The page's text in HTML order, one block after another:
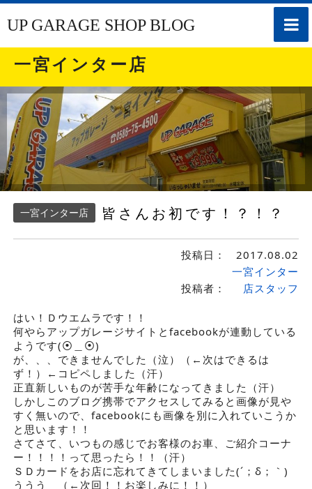
toggle
UP GARAGE SHOP BLOG
一宮インター店
一宮インター店 皆さんお初です！？！？
投稿日： 2017.08.02
投稿者：
一宮インター
店スタッフ
はい！Ｄウエムラです！！
何やらアップガレージサイトとfacebookが連動している
ようです(⦿＿⦿)
が、、、できませんでした（泣）（←次はできるは
ず！）←コピペしました（汗）
正直新しいものが苦手な年齢になってきました（汗）
しかしこのブログ携帯でアクセスしてみると画像が見や
すく無いので、facebookにも画像を別に入れていこうか
と思います！！
さてさて、いつもの感じでお客様のお車、ご紹介コーナ
ー！！！！って思ったら！！（汗）
ＳＤカードをお店に忘れてきてしまいました(´；δ；｀)
ううう （←次回！！お楽しみに！！）